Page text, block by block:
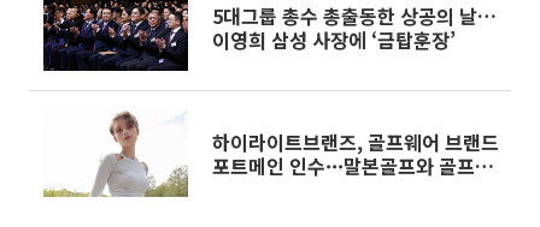
5대그룹 총수 총출동한 상공의 날…
이영희 삼성 사장에 ‘금탑훈장’
하이라이트브랜즈, 골프웨어 브랜드
포트메인 인수···말본골프와 골프